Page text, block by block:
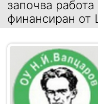
започва
финансиран